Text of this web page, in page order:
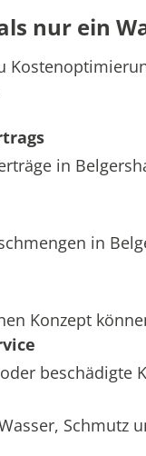
nur ein
in
in
Konzept